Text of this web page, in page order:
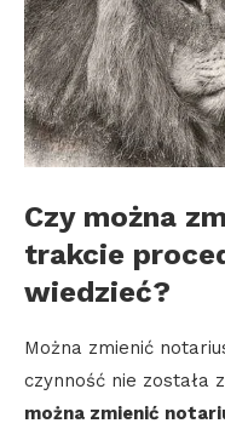
Czy można
trakcie
wiedzieć?
Można zmienić
czynność nie została
można zmienić